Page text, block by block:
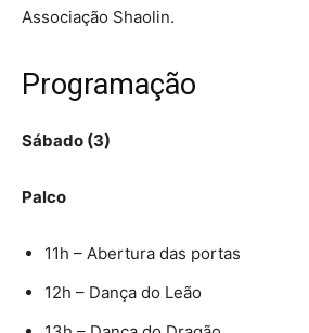
Associação Shaolin.
Programação
Sábado (3)
Palco
11h – Abertura das portas
12h – Dança do Leão